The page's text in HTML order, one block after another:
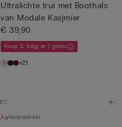
Ultralichte trui met Boothals
van Modale Kasjmier
€ 39,90
Koop 3, krijg er 1 gratis
+21
Aanpasbaar